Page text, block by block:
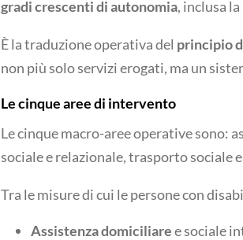
gradi crescenti di autonomia, inclusa
È la traduzione operativa del principio
non più solo servizi erogati, ma un
Le cinque aree di intervento
Le cinque macro-aree operative sono:
sociale e relazionale, trasporto sociale
Tra le misure di cui le persone con
Assistenza domiciliaree sociale